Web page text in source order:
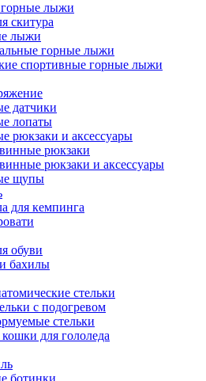
горные лыжи
скитура
лыжи
горные лыжи
спортивные горные лыжи
датчики
лопаты
рюкзаки и аксессуары
рюкзаки
рюкзаки и аксессуары
щупы
для кемпинга
обуви
бахилы
стельки
с подогревом
стельки
для гололеда
ботинки